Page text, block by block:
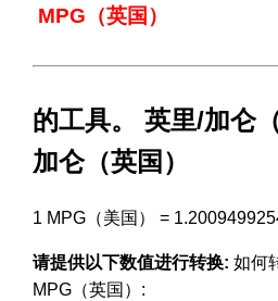
MPG（英国）
的工具。 英里/加仑
加仑（英国）
1 MPG（美国） =
请提供以下数值进行转换: 如何
MPG（英国）: